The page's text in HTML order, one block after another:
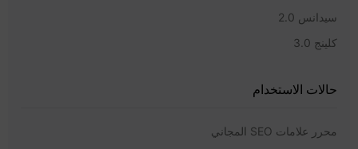
سيدانس 2.0
كلينج 3.0
حالات الاستخدام
محرر علامات SEO المجاني